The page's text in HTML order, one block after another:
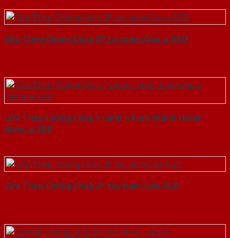
Cửa Thép Chống Cháy 2P tay nam Cửa-a-SGD
Cửa Thép Chống Cháy 1 canh o kinh thanh thoat
hiem-a-SGD
Cửa Thép Chống Cháy 2P tay nam Cửa-SGD